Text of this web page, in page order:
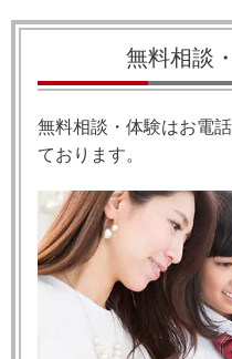
無料相談
無料相談・体験はお電
ております。